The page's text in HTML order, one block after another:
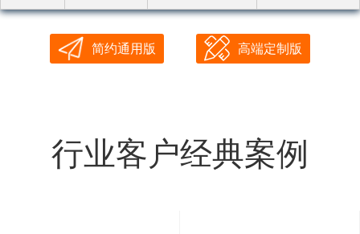
简约通用版 高端定制版
行业客户经典案例